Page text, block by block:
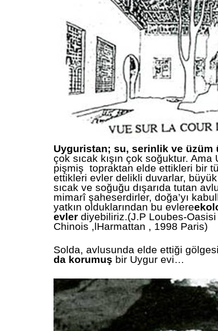
Uyguristan; su, serinlik ve üzüm
çok sıcak kışın çok soğuktur. Ama
pişmiş topraktan elde ettikleri bir
ettikleri evler delikli duvarlar,
sıcak ve soğuğu dışarıda tutan
mimarî şaheserdirler, doğa’yı
yatkın olduklarından bu evlere
evler diyebiliriz.(J.P Loubes-
Chinois ,lHarmattan , 1998 Paris)
Solda, avlusunda elde ettiği
da korumuş bir Uygur evi…